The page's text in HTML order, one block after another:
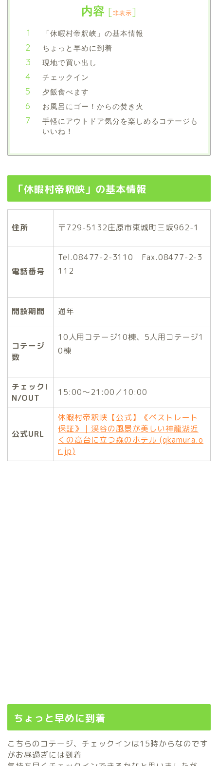
内容 [非表示]
「休暇村帝釈峡」の基本情報
ちょっと早めに到着
現地で買い出し
チェックイン
夕飯食べます
お風呂にゴー！からの焚き火
手軽にアウトドア気分を楽しめるコテージも
いいね！
「休暇村帝釈峡」の基本情報
住所 〒729-5132庄原市東城町三坂962-1
電話番号
Tel.08477-2-3110 Fax.08477-2-3
112
開設期間 通年
コテージ
数
10人用コテージ10棟、5人用コテージ1
0棟
チェックI
N/OUT
15:00～21:00／10:00
公式URL
休暇村帝釈峡【公式】《ベストレート
保証》｜渓谷の風景が美しい神龍湖近
くの高台に立つ森のホテル (qkamura.o
r.jp)
ちょっと早めに到着
こちらのコテージ、チェックインは15時からなのです
がお昼過ぎには到着